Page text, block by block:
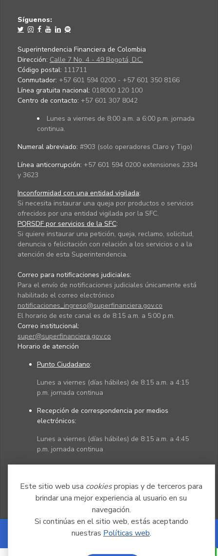
Este sitio web usa cookiespropias y de terceros para
brindar una mejor experiencia al usuario en su
navegación.
Si continúas en el sitio web, estás aceptando
nuestras Políticas web.
Síguenos:
Superintendencia Financiera de Colombia
Dirección: Calle 7 No. 4 - 49 Bogotá, D.C.
Código postal: 111711
Conmutador: +57 601 594 0200 - +57 601 350 8166
Línea gratuita nacional: 018000 120 100
Centro de contacto: +57 601 307 8042
Lunes a viernes de 8:00 a.m. a 6:00 p.m. jornada
continua.
Numeral abreviado: #903 (solo operadores Claro y Tigo)
Línea anticorrupción: +57 601 594 0200 extensiones 2334
y 3623
Inconformidad con una entidad vigilada:
Si necesita instaurar una queja por productos o servicios
ofrecidos por una entidad vigilada por la SFC.
PQRSDF por servicios de la SFC:
Si quiere instaurar una petición, queja, reclamo, solicitud,
denuncia o felicitación con relación a los servicios o a la
atención de esta Superintendencia.
Correo para notificaciones judiciales:
Para el envío de notificaciones judiciales únicamente está
habilitado el correo electrónico
notificaciones_ingreso@superfinanciera.gov.co
El horario de este canal es de 8:15 a.m. a 5:00 p.m.
Correo institucional:
super@superfinanciera.gov.co
Horario de atención
Punto Ciudadano:
Lunes a viernes (días hábiles) de 8:15 a.m. a 4:15
p.m. jornada continua
Recepción de correspondencia por medios
electrónicos:
Lunes a viernes (días hábiles) de 8:15 a.m. a 4:45
p.m. jornada continua
Powered by Nexura